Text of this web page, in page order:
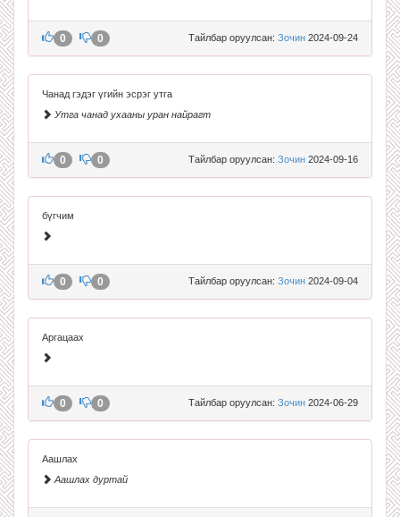
Тайлбар оруулсан: Зочин 2024-09-24
0 0
Чанад гэдэг үгийн эсрэг утга
Утга чанад ухааны уран найрагт
Тайлбар оруулсан: Зочин 2024-09-16
0 0
бүгчим
Тайлбар оруулсан: Зочин 2024-09-04
0 0
Аргацаах
Тайлбар оруулсан: Зочин 2024-06-29
0 0
Аашлах
Аашлах дуртай